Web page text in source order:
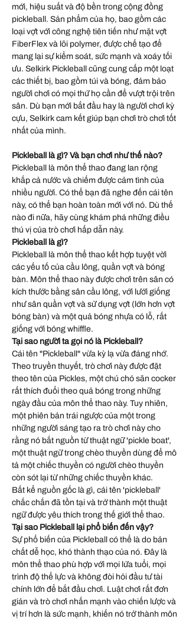
mới, hiệu suất và độ bền trong cộng đồng
pickleball. Sản phẩm của họ, bao gồm các
loại vợt với công nghệ tiên tiến như mặt vợt
FiberFlex và lõi polymer, được chế tạo để
mang lại sự kiểm soát, sức mạnh và xoáy tối
ưu. Selkirk Pickleball cũng cung cấp một loạt
các thiết bị, bao gồm túi và bóng, đảm bảo
người chơi có mọi thứ họ cần để vượt trội trên
sân. Dù bạn mới bắt đầu hay là người chơi kỳ
cựu, Selkirk cam kết giúp bạn chơi trò chơi tốt
nhất của mình.
Pickleball là gì? Và bạn chơi như thế nào?
Pickleball là môn thể thao đang lan rộng
khắp cả nước và chiếm được cảm tình của
nhiều người. Có thể bạn đã nghe đến cái tên
này, có thể bạn hoàn toàn mới với nó. Dù thế
nào đi nữa, hãy cùng khám phá những điều
thú vị của trò chơi hấp dẫn này.
Pickleball là gì?
Pickleball là môn thể thao kết hợp tuyệt vời
các yếu tố của cầu lông, quần vợt và bóng
bàn. Môn thể thao này được chơi trên sân có
kích thước bằng sân cầu lông, với lưới giống
như sân quần vợt và sử dụng vợt (lớn hơn vợt
bóng bàn) và một quả bóng nhựa có lỗ, rất
giống với bóng whiffle.
Tại sao người ta gọi nó là Pickleball?
Cái tên "Pickleball" vừa kỳ lạ vừa đáng nhớ.
Theo truyền thuyết, trò chơi này được đặt
theo tên của Pickles, một chú chó săn cocker
rất thích đuổi theo quả bóng trong những
ngày đầu của môn thể thao này. Tuy nhiên,
một phiên bản trái ngược của một trong
những người sáng tạo ra trò chơi này cho
rằng nó bắt nguồn từ thuật ngữ 'pickle boat',
một thuật ngữ trong chèo thuyền dùng để mô
tả một chiếc thuyền có người chèo thuyền
còn sót lại từ những chiếc thuyền khác.
Bất kể nguồn gốc là gì, cái tên 'pickleball'
chắc chắn đã tồn tại và trở thành một thuật
ngữ được yêu thích trong thế giới thể thao.
Tại sao Pickleball lại phổ biến đến vậy?
Sự phổ biến của Pickleball có thể là do bản
chất dễ học, khó thành thạo của nó. Đây là
môn thể thao phù hợp với mọi lứa tuổi, mọi
trình độ thể lực và không đòi hỏi đầu tư tài
chính lớn để bắt đầu chơi. Luật chơi rất đơn
giản và trò chơi nhấn mạnh vào chiến lược và
vị trí hơn là sức mạnh, khiến nó trở thành môn